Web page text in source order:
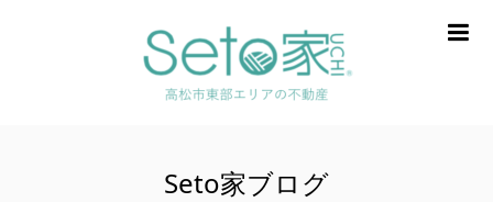
Seto家ブログ